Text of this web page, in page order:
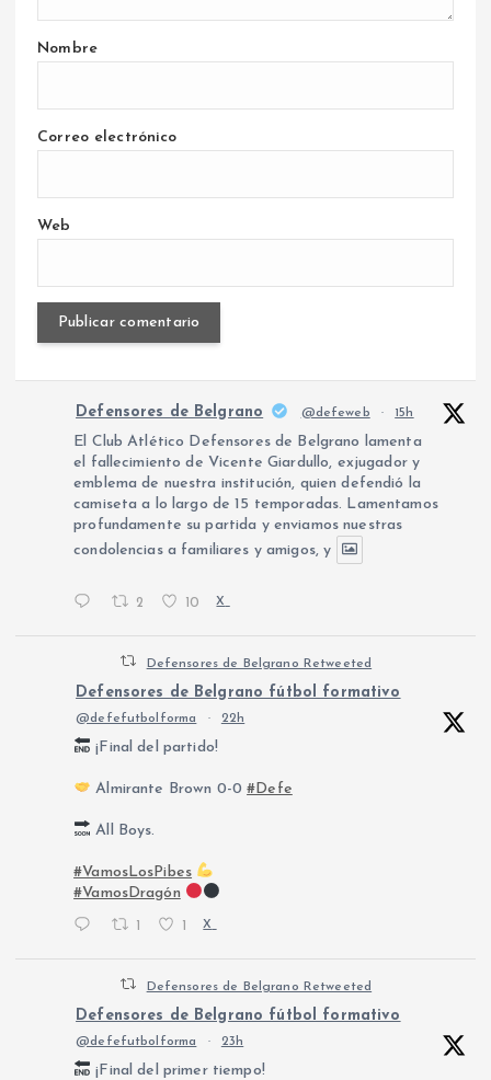
Nombre
Correo electrónico
Web
Defensores de Belgrano @defeweb · 15h
El Club Atlético Defensores de Belgrano lamenta
el fallecimiento de Vicente Giardullo, exjugador y
emblema de nuestra institución, quien defendió la
camiseta a lo largo de 15 temporadas. Lamentamos
profundamente su partida y enviamos nuestras
condolencias a familiares y amigos, y
2 10 X
Defensores de Belgrano Retweeted
Defensores de Belgrano fútbol formativo
@defefutbolforma · 22h
¡Final del partido!
Almirante Brown 0-0#Defe
All Boys.
#VamosLosPibes
#VamosDragón
1 1 X
Defensores de Belgrano Retweeted
Defensores de Belgrano fútbol formativo
@defefutbolforma · 23h
¡Final del primer tiempo!